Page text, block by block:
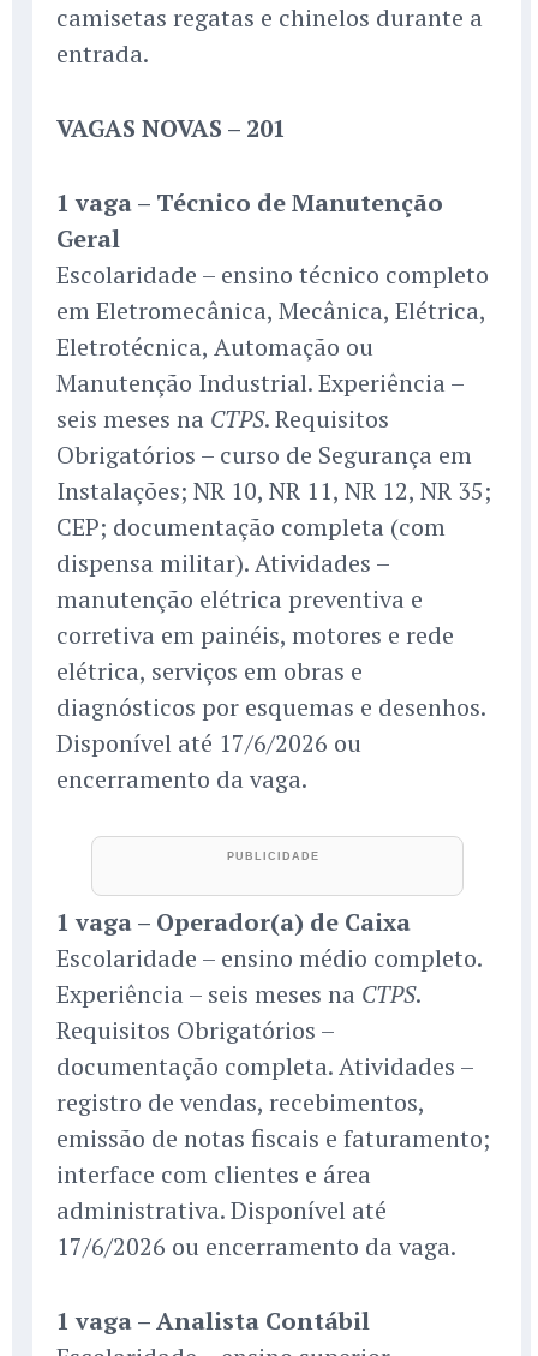
camisetas regatas e chinelos durante a
entrada.
VAGAS NOVAS – 201
1 vaga – Técnico de Manutenção
Geral
Escolaridade – ensino técnico completo
em Eletromecânica, Mecânica, Elétrica,
Eletrotécnica, Automação ou
Manutenção Industrial. Experiência –
seis meses na CTPS. Requisitos
Obrigatórios – curso de Segurança em
Instalações; NR 10, NR 11, NR 12, NR 35;
CEP; documentação completa (com
dispensa militar). Atividades –
manutenção elétrica preventiva e
corretiva em painéis, motores e rede
elétrica, serviços em obras e
diagnósticos por esquemas e desenhos.
Disponível até 17/6/2026 ou
encerramento da vaga.
1 vaga – Operador(a) de Caixa
Escolaridade – ensino médio completo.
Experiência – seis meses na CTPS.
Requisitos Obrigatórios –
documentação completa. Atividades –
registro de vendas, recebimentos,
emissão de notas fiscais e faturamento;
interface com clientes e área
administrativa. Disponível até
17/6/2026 ou encerramento da vaga.
1 vaga – Analista Contábil